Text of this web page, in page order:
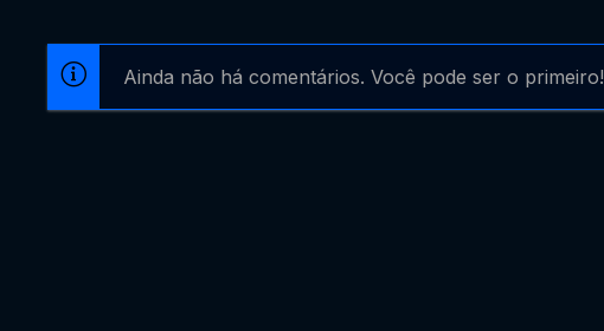
Ainda não há comentários. Você pode ser o primeiro!